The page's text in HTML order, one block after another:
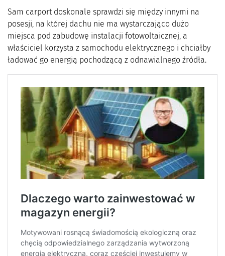
Sam carport doskonale sprawdzi się między innymi na
posesji, na której dachu nie ma wystarczająco dużo
miejsca pod zabudowę instalacji fotowoltaicznej, a
właściciel korzysta z samochodu elektrycznego i chciałby
ładować go energią pochodzącą z odnawialnego źródła.